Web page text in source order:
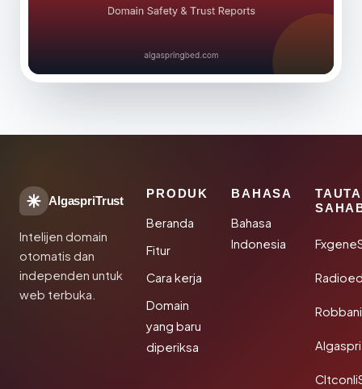
AlgaspriTrust
Intelijen domain
otomatis dan
independen untuk
web terbuka.
PRODUK
Beranda
Fitur
Cara kerja
Domain
yang baru
diperiksa
BAHASA
Bahasa
Indonesia